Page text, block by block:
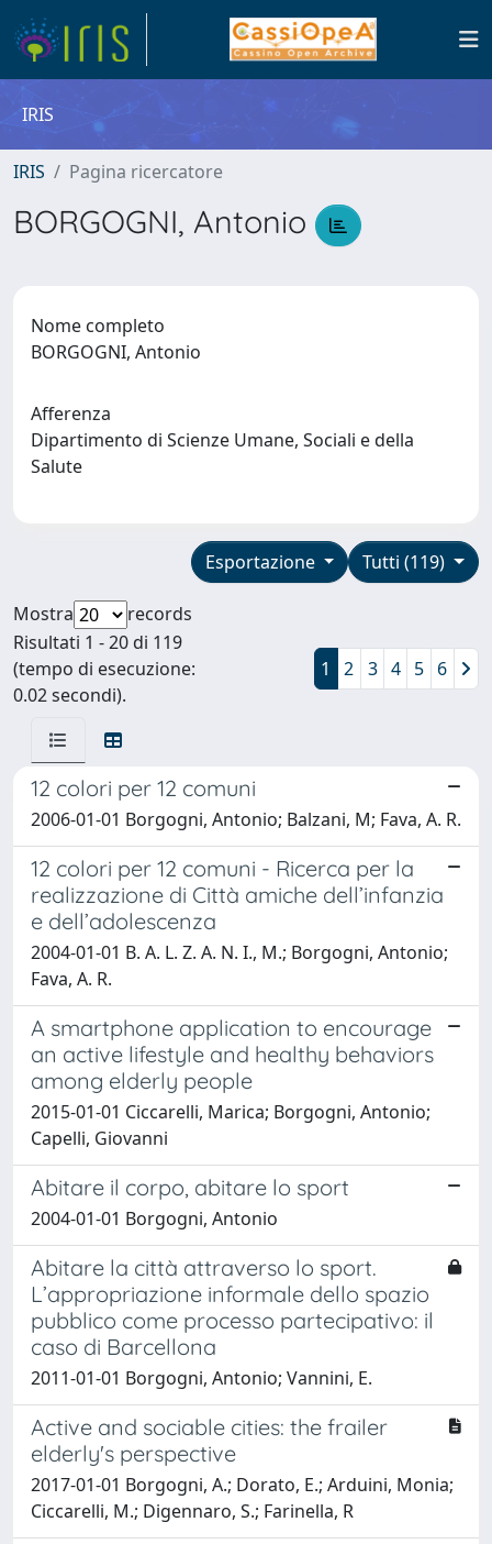
IRIS
IRIS Pagina ricercatore
BORGOGNI, Antonio
Nome completo
BORGOGNI, Antonio
Afferenza
Dipartimento di Scienze Umane, Sociali e della
Salute
Tutti (119)
Esportazione
Mostra
records
Risultati 1 - 20 di 119
(tempo di esecuzione:
0.02 secondi).
1 2 3 4 5 6
12 colori per 12 comuni
2006-01-01 Borgogni, Antonio; Balzani, M; Fava, A. R.
12 colori per 12 comuni - Ricerca per la
realizzazione di Città amiche dell’infanzia
e dell’adolescenza
2004-01-01 B. A. L. Z. A. N. I., M.; Borgogni, Antonio;
Fava, A. R.
A smartphone application to encourage
an active lifestyle and healthy behaviors
among elderly people
2015-01-01 Ciccarelli, Marica; Borgogni, Antonio;
Capelli, Giovanni
Abitare il corpo, abitare lo sport
2004-01-01 Borgogni, Antonio
Abitare la città attraverso lo sport.
L’appropriazione informale dello spazio
pubblico come processo partecipativo: il
caso di Barcellona
2011-01-01 Borgogni, Antonio; Vannini, E.
Active and sociable cities: the frailer
elderly's perspective
2017-01-01 Borgogni, A.; Dorato, E.; Arduini, Monia;
Ciccarelli, M.; Digennaro, S.; Farinella, R